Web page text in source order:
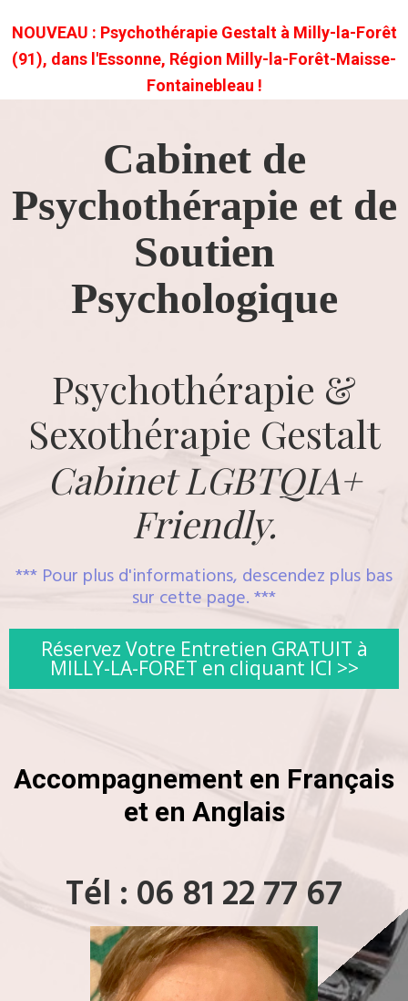
NOUVEAU : Psychothérapie Gestalt à Milly-la-Forêt
(91), dans l'Essonne, Région Milly-la-Forêt-Maisse-
Fontainebleau !
Cabinet de
Psychothérapie et de
Soutien
Psychologique
Psychothérapie &
Sexothérapie Gestalt
Cabinet LGBTQIA+
Friendly.
*** Pour plus d'informations, descendez plus bas
sur cette page. ***
Réservez Votre Entretien GRATUIT à
MILLY-LA-FORET en cliquant ICI >>
Accompagnement en Français
et en Anglais
Tél : 06 81 22 77 67